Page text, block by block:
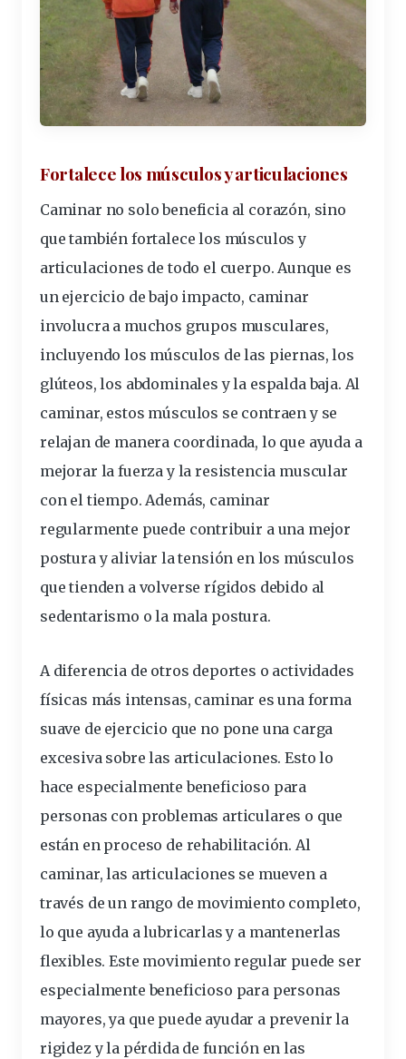
Fortalece los músculos y articulaciones
Caminar no solo beneficia al corazón, sino
que también fortalece los músculos y
articulaciones de todo el cuerpo. Aunque es
un ejercicio de bajo impacto, caminar
involucra a muchos grupos musculares,
incluyendo los músculos de las piernas, los
glúteos, los abdominales y la espalda baja. Al
caminar, estos músculos se contraen y se
relajan de manera coordinada, lo que ayuda a
mejorar la fuerza y laresistencia muscular
con el tiempo. Además, caminar
regularmente puede contribuir a una mejor
postura y aliviar la tensión en los músculos
que tienden a volverse rígidos debido al
sedentarismo o la mala postura.
A diferencia de otros deportes o actividades
físicas más intensas, caminar es una forma
suave de ejercicio que no pone una carga
excesiva sobre las articulaciones. Esto lo
hace especialmente beneficioso para
personas con problemas articulares o que
están en proceso de rehabilitación. Al
caminar, las articulaciones se mueven a
través de un rango de movimiento completo,
lo que ayuda a lubricarlas y a mantenerlas
flexibles. Este movimiento regular puede ser
especialmente beneficioso para personas
mayores, ya que puede ayudar a prevenir la
rigidez y la pérdida de función en las